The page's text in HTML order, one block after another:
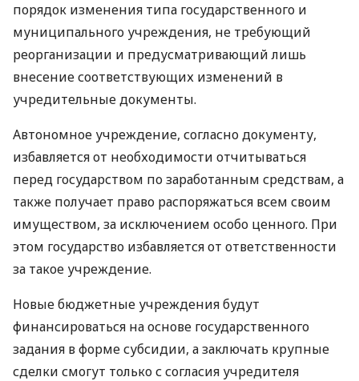
порядок изменения типа государственного и
муниципального учреждения, не требующий
реорганизации и предусматривающий лишь
внесение соответствующих изменений в
учредительные документы.
Автономное учреждение, согласно документу,
избавляется от необходимости отчитываться
перед государством по заработанным средствам, а
также получает право распоряжаться всем своим
имуществом, за исключением особо ценного. При
этом государство избавляется от ответственности
за такое учреждение.
Новые бюджетные учреждения будут
финансироваться на основе государственного
задания в форме субсидии, а заключать крупные
сделки смогут только с согласия учредителя